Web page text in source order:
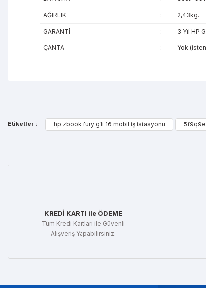
AĞIRLIK : 2,43kg.
GARANTİ : 3 Yıl HP
ÇANTA : Yok
Ürün resmi kalitesiz, bozuk veya görüntülenemiyor.
Etiketler : hp zbook fury g1i 16 mobil iş istasyonu
KREDİ KARTI ile ÖDEME
Tüm Kredi Kartları ile Güvenli
Alışveriş Yapabilirsiniz.